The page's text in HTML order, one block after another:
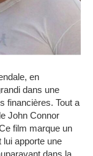
en
dans une
financières. Tout a
John Connor
film marque un
lui apporte une
dans la